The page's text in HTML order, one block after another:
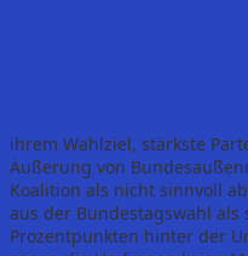
ihrem Wahlziel, stärkste
Äußerung von
Koalition als nicht sinnvoll
aus der Bundestagswahl
Prozentpunkten hinter der